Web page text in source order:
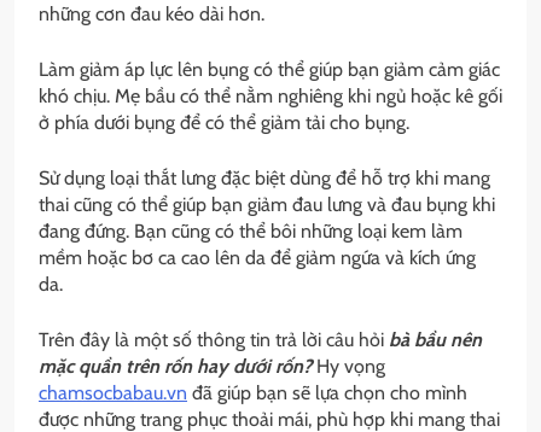
những cơn đau kéo dài hơn.
Làm giảm áp lực lên bụng có thể giúp bạn giảm cảm giác
khó chịu. Mẹ bầu có thể nằm nghiêng khi ngủ hoặc kê gối
ở phía dưới bụng để có thể giảm tải cho bụng.
Sử dụng loại thắt lưng đặc biệt dùng để hỗ trợ khi mang
thai cũng có thể giúp bạn giảm đau lưng và đau bụng khi
đang đứng. Bạn cũng có thể bôi những loại kem làm
mềm hoặc bơ ca cao lên da để giảm ngứa và kích ứng
da.
Trên đây là một số thông tin trả lời câu hỏi bà bầu nên
mặc quần trên rốn hay dưới rốn?Hy vọng
chamsocbabau.vn đã giúp bạn sẽ lựa chọn cho mình
được những trang phục thoải mái, phù hợp khi mang thai